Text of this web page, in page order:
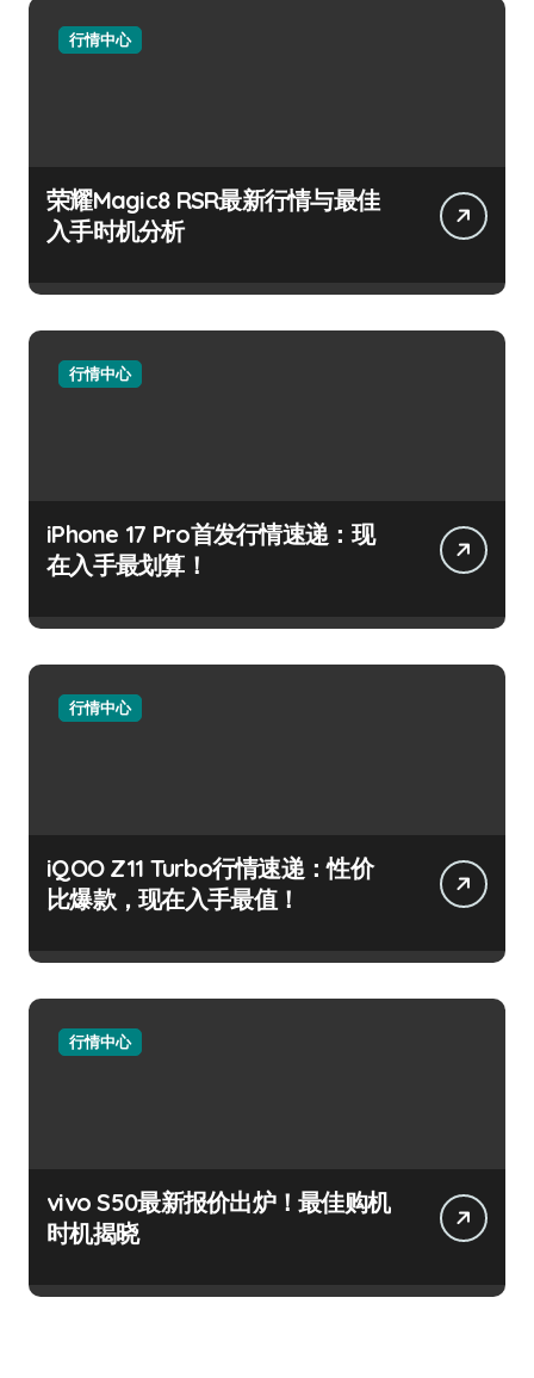
行情中心
荣耀Magic8 RSR最新行情与最佳
入手时机分析
行情中心
iPhone 17 Pro首发行情速递：现
在入手最划算！
行情中心
iQOO Z11 Turbo行情速递：性价
比爆款，现在入手最值！
行情中心
vivo S50最新报价出炉！最佳购机
时机揭晓